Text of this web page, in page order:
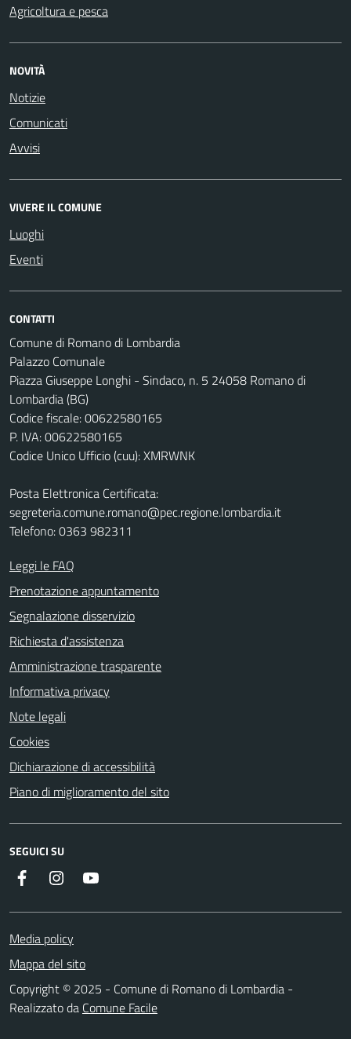
Agricoltura e pesca
NOVITÀ
Notizie
Comunicati
Avvisi
VIVERE IL COMUNE
Luoghi
Eventi
CONTATTI
Comune di Romano di Lombardia
Palazzo Comunale
Piazza Giuseppe Longhi - Sindaco, n. 5 24058 Romano di
Lombardia (BG)
Codice fiscale: 00622580165
P. IVA: 00622580165
Codice Unico Ufficio (cuu): XMRWNK
Posta Elettronica Certificata:
segreteria.comune.romano@pec.regione.lombardia.it
Telefono: 0363 982311
Leggi le FAQ
Prenotazione appuntamento
Segnalazione disservizio
Richiesta d'assistenza
Amministrazione trasparente
Informativa privacy
Note legali
Cookies
Dichiarazione di accessibilità
Piano di miglioramento del sito
SEGUICI SU
Facebook Instagram
Media policy
Mappa del sito
Copyright © 2025 - Comune di Romano di Lombardia -
Realizzato da Comune Facile